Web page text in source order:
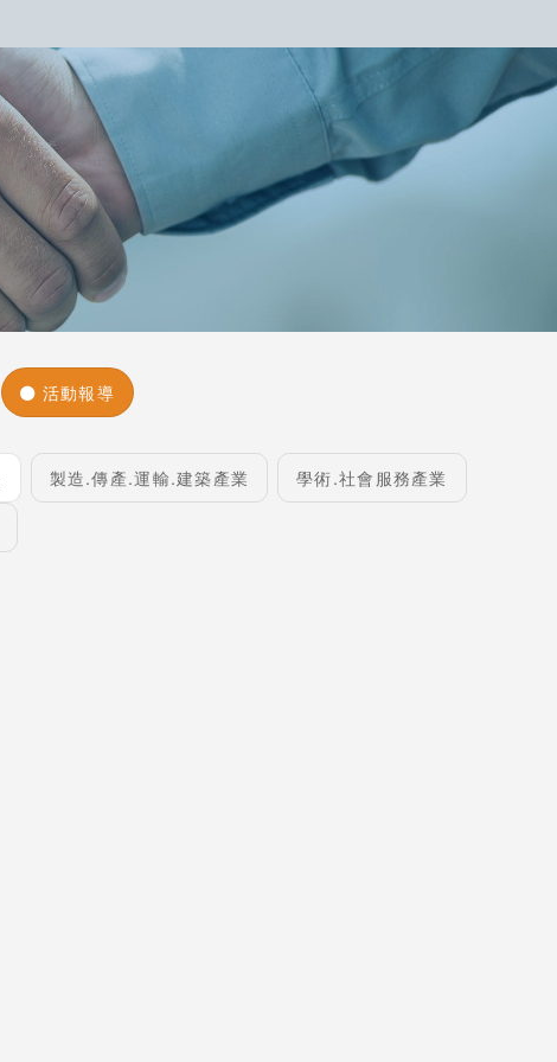
活動報導
製造.傳產.運輸.建築產業
學術.社會服務產業